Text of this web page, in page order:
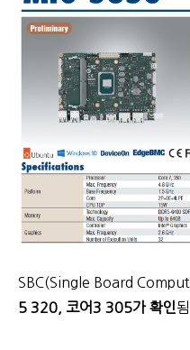
SBC(Single Board
5 320, 코어3 305가 확인됨.